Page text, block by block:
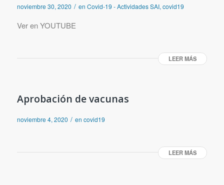
noviembre 30, 2020 / en Covid-19 - Actividades SAI, covid19
Ver en YOUTUBE
LEER MÁS
Aprobación de vacunas
noviembre 4, 2020 / en covid19
LEER MÁS